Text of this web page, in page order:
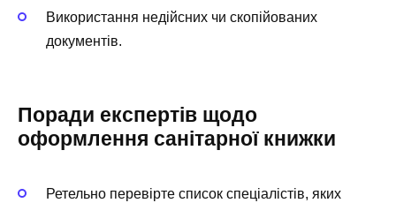
Використання недійсних чи скопійованих
документів.
Поради експертів щодо
оформлення санітарної книжки
Ретельно перевірте список спеціалістів, яких